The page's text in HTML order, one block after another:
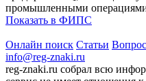
промышленными
Показать в ФИПС
Онлайн поиск Статьи
info@reg-znaki.ru
reg-znaki.ru собрал всю